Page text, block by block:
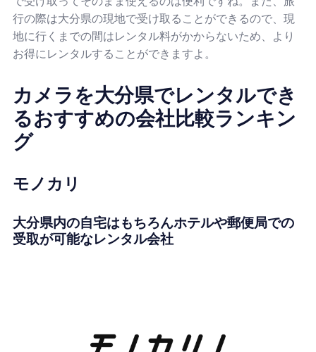
行の際は大分県の現地で受け取ることができるので、現
地に行くまでの間はレンタル料がかからないため、より
お得にレンタルすることができますよ。
カメラを大分県でレンタルでき
るおすすめの会社比較ランキン
グ
モノカリ
大分県内の自宅はもちろんホテルや郵便局での
受取が可能なレンタル会社